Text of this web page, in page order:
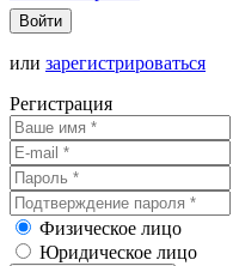
Войти
или зарегистрироваться
Регистрация
Физическое лицо
Юридическое лицо